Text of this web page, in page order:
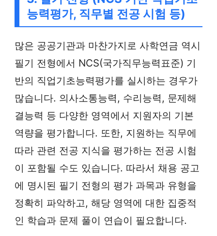
능력평가, 직무별 전공 시험 등)
많은 공공기관과 마찬가지로 사학연금 역시
필기 전형에서 NCS(국가직무능력표준) 기
반의 직업기초능력평가를 실시하는 경우가
많습니다. 의사소통능력, 수리능력, 문제해
결능력 등 다양한 영역에서 지원자의 기본
역량을 평가합니다. 또한, 지원하는 직무에
따라 관련 전공 지식을 평가하는 전공 시험
이 포함될 수도 있습니다. 따라서 채용 공고
에 명시된 필기 전형의 평가 과목과 유형을
정확히 파악하고, 해당 영역에 대한 집중적
인 학습과 문제 풀이 연습이 필요합니다.